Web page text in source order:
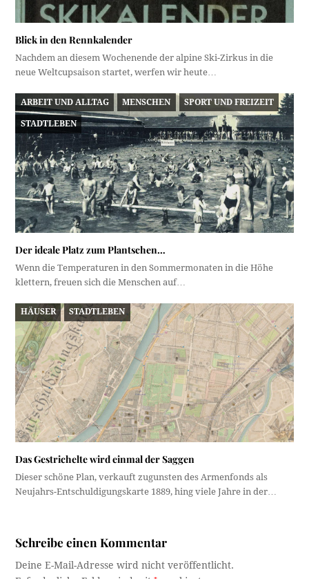
Blick in den Rennkalender
Nachdem an diesem Wochenende der alpine Ski-Zirkus in die
neue Weltcupsaison startet, werfen wir heute…
ARBEIT UND ALLTAG MENSCHEN SPORT UND FREIZEIT
STADTLEBEN
Der ideale Platz zum Plantschen…
Wenn die Temperaturen in den Sommermonaten in die Höhe
klettern, freuen sich die Menschen auf…
HÄUSER STADTLEBEN
Das Gestrichelte wird einmal der Saggen
Dieser schöne Plan, verkauft zugunsten des Armenfonds als
Neujahrs-Entschuldigungskarte 1889, hing viele Jahre in der…
Schreibe einen Kommentar
Deine E-Mail-Adresse wird nicht veröffentlicht.